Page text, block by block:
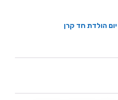
יום הולדת חד קרן